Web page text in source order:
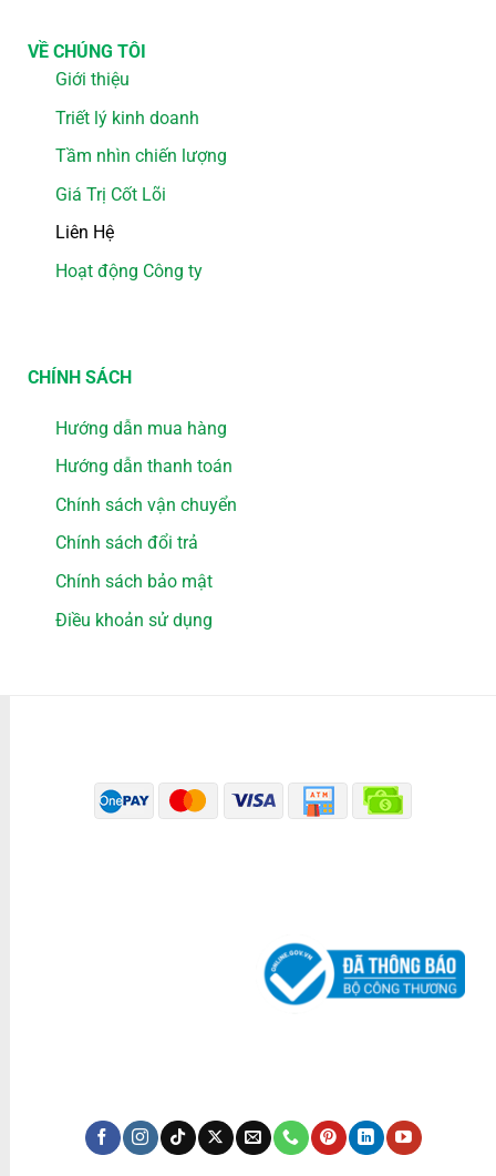
VỀ CHÚNG TÔI
Giới thiệu
Triết lý kinh doanh
Tầm nhìn chiến lượng
Giá Trị Cốt Lõi
Liên Hệ
Hoạt động Công ty
CHÍNH SÁCH
Hướng dẫn mua hàng
Hướng dẫn thanh toán
Chính sách vận chuyển
Chính sách đổi trả
Chính sách bảo mật
Điều khoản sử dụng